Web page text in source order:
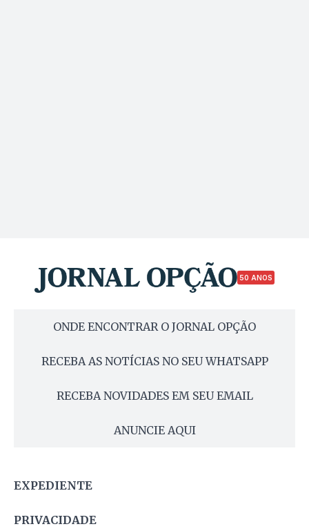
50 ANOS
ONDE ENCONTRAR O JORNAL OPÇÃO
RECEBA AS NOTÍCIAS NO SEU WHATSAPP
RECEBA NOVIDADES EM SEU EMAIL
ANUNCIE AQUI
EXPEDIENTE
PRIVACIDADE